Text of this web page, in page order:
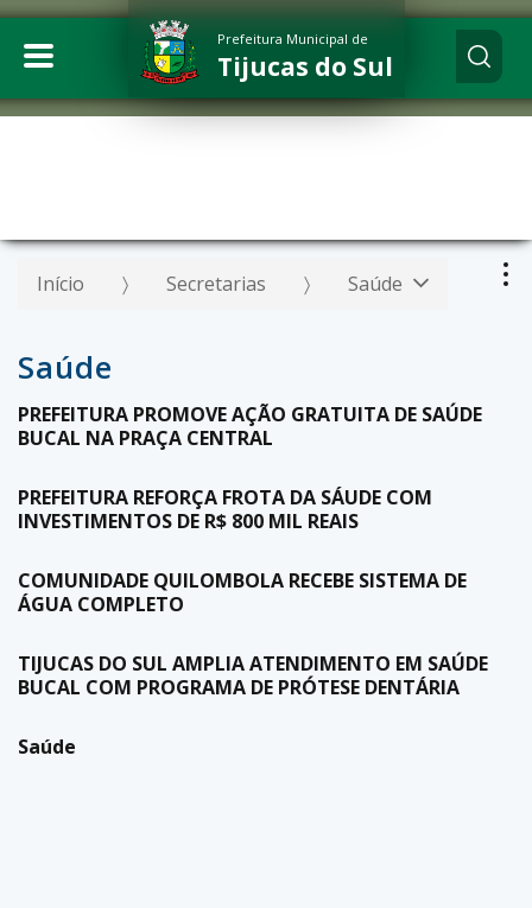
Prefeitura Municipal de
Tijucas do Sul
Início Secretarias Saúde
Saúde
PREFEITURA PROMOVE AÇÃO GRATUITA DE SAÚDE
BUCAL NA PRAÇA CENTRAL
PREFEITURA REFORÇA FROTA DA SÁUDE COM
INVESTIMENTOS DE R$ 800 MIL REAIS
COMUNIDADE QUILOMBOLA RECEBE SISTEMA DE
ÁGUA COMPLETO
TIJUCAS DO SUL AMPLIA ATENDIMENTO EM SAÚDE
BUCAL COM PROGRAMA DE PRÓTESE DENTÁRIA
Saúde